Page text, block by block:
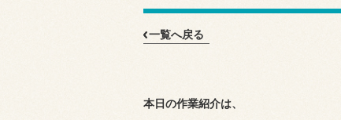
一覧へ戻る
本日の作業紹介は、